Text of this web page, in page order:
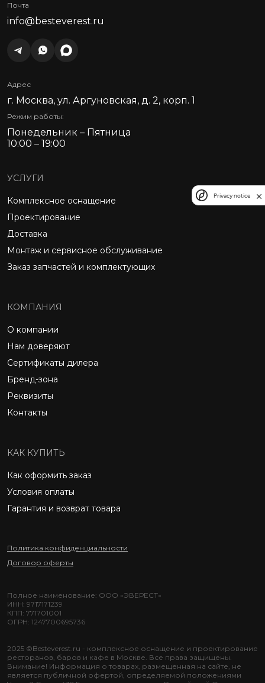
Почта
info@besteverest.ru
Адрес
г. Москва, ул. Аргуновская, д. 2, корп. 1
Режим работы:
Понедельник – Пятница
10:00 – 19:00
УСЛУГИ
Комплексное оснащение
Проектирование
Доставка
Монтаж и сервисное обслуживание
Заказ запчастей и комплектующих
КОМПАНИЯ
О компании
Нам доверяют
Сертификаты дилера
Бренд-зона
Реквизиты
Контакты
КАК КУПИТЬ
Как оформить заказ
Условия оплаты
Гарантия и возврат товара
Политика конфиденциальности
Договор оферты
2025 ©Besteverest.ru - комплексное оснащение и проектирование
ресторанов, баров и кафе в Москве. Все права защищены.
Внимание! Информация о товарах, размещенная на сайте, не
является публичной офертой, определяемой положениями
Полное наименование: ООО «ЭВЕРЕСТ»
ИНН: 9717171239
КПП: 771701001
ОГРН: 1247700695736
Privacy notice